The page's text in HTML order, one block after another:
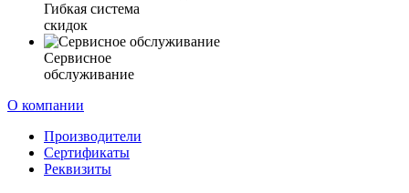
Гибкая система
скидок
Сервисное
обслуживание
О компании
Производители
Сертификаты
Реквизиты